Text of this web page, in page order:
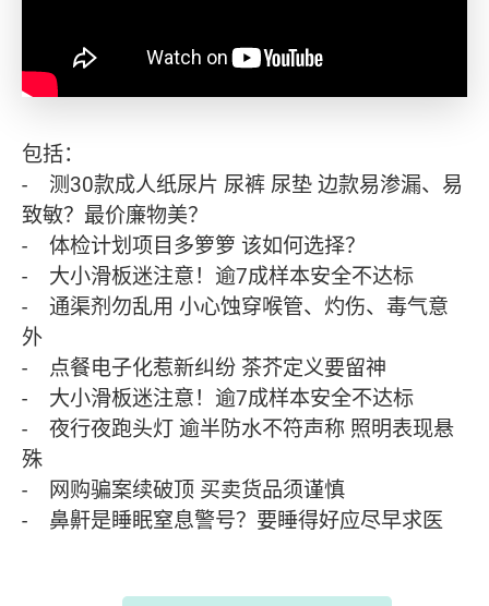
包括：
- 测30款成人纸尿片 尿裤 尿垫 边款易渗漏、易
致敏？最价廉物美？
- 体检计划项目多箩箩 该如何选择？
- 大小滑板迷注意！逾7成样本安全不达标
- 通渠剂勿乱用 小心蚀穿喉管、灼伤、毒气意
外
- 点餐电子化惹新纠纷 茶芥定义要留神
- 大小滑板迷注意！逾7成样本安全不达标
- 夜行夜跑头灯 逾半防水不符声称 照明表现悬
殊
- 网购骗案续破顶 买卖货品须谨慎
- 鼻鼾是睡眠窒息警号？要睡得好应尽早求医